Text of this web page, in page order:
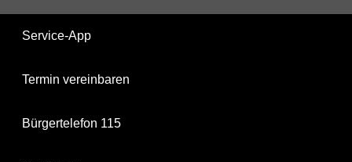
Service-App
Termin vereinbaren
Bürgertelefon 115